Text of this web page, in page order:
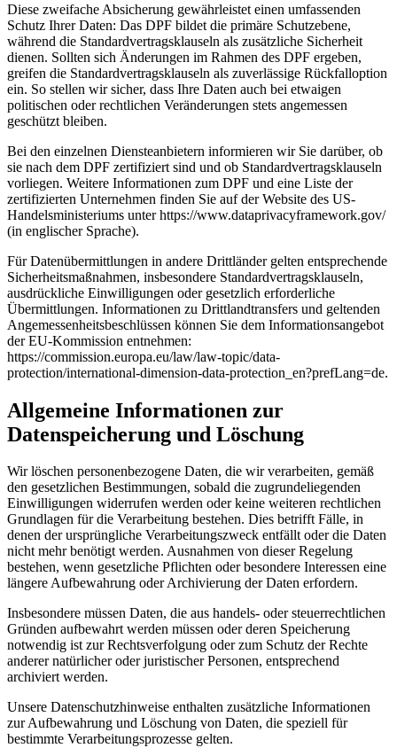
Diese zweifache Absicherung gewährleistet einen umfassenden
Schutz Ihrer Daten: Das DPF bildet die primäre Schutzebene,
während die Standardvertragsklauseln als zusätzliche Sicherheit
dienen. Sollten sich Änderungen im Rahmen des DPF ergeben,
greifen die Standardvertragsklauseln als zuverlässige Rückfalloption
ein. So stellen wir sicher, dass Ihre Daten auch bei etwaigen
politischen oder rechtlichen Veränderungen stets angemessen
geschützt bleiben.
Bei den einzelnen Diensteanbietern informieren wir Sie darüber, ob
sie nach dem DPF zertifiziert sind und ob Standardvertragsklauseln
vorliegen. Weitere Informationen zum DPF und eine Liste der
zertifizierten Unternehmen finden Sie auf der Website des US-
Handelsministeriums unter https://www.dataprivacyframework.gov/
(in englischer Sprache).
Für Datenübermittlungen in andere Drittländer gelten entsprechende
Sicherheitsmaßnahmen, insbesondere Standardvertragsklauseln,
ausdrückliche Einwilligungen oder gesetzlich erforderliche
Übermittlungen. Informationen zu Drittlandtransfers und geltenden
Angemessenheitsbeschlüssen können Sie dem Informationsangebot
der EU-Kommission entnehmen:
https://commission.europa.eu/law/law-topic/data-
protection/international-dimension-data-protection_en?prefLang=de.
Allgemeine Informationen zur
Datenspeicherung und Löschung
Wir löschen personenbezogene Daten, die wir verarbeiten, gemäß
den gesetzlichen Bestimmungen, sobald die zugrundeliegenden
Einwilligungen widerrufen werden oder keine weiteren rechtlichen
Grundlagen für die Verarbeitung bestehen. Dies betrifft Fälle, in
denen der ursprüngliche Verarbeitungszweck entfällt oder die Daten
nicht mehr benötigt werden. Ausnahmen von dieser Regelung
bestehen, wenn gesetzliche Pflichten oder besondere Interessen eine
längere Aufbewahrung oder Archivierung der Daten erfordern.
Insbesondere müssen Daten, die aus handels- oder steuerrechtlichen
Gründen aufbewahrt werden müssen oder deren Speicherung
notwendig ist zur Rechtsverfolgung oder zum Schutz der Rechte
anderer natürlicher oder juristischer Personen, entsprechend
archiviert werden.
Unsere Datenschutzhinweise enthalten zusätzliche Informationen
zur Aufbewahrung und Löschung von Daten, die speziell für
bestimmte Verarbeitungsprozesse gelten.